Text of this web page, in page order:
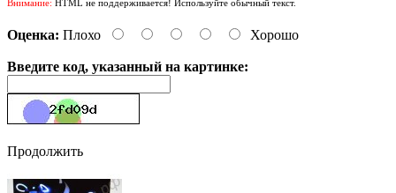
Внимание: HTML не поддерживается! Используйте обычный текст.
Оценка: Плохо Хорошо
Введите код, указанный на картинке:
Продолжить